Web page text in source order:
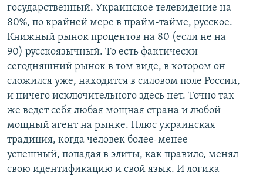
государственный. Украинское телевидение на
80%, по крайней мере в прайм-тайме, русское.
Книжный рынок процентов на 80 (если не на
90) русскоязычный. То есть фактически
сегодняшний рынок в том виде, в котором он
сложился уже, находится в силовом поле России,
и ничего исключительного здесь нет. Точно так
же ведет себя любая мощная страна и любой
мощный агент на рынке. Плюс украинская
традиция, когда человек более-менее
успешный, попадая в элиты, как правило, менял
свою идентификацию и свой язык. И логика